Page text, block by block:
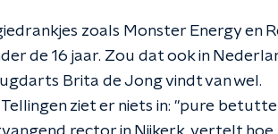
zoals Monster Energy en
de 16 jaar. Zou dat ook in
Brita de Jong vindt van wel.
ziet er niets in: "pure